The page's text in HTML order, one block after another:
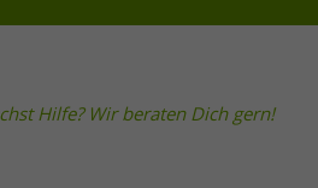
Hilfe? Wir beraten Dich gern!